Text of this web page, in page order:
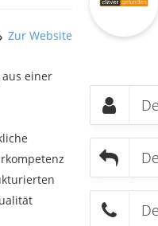
Zur Website
aus einer